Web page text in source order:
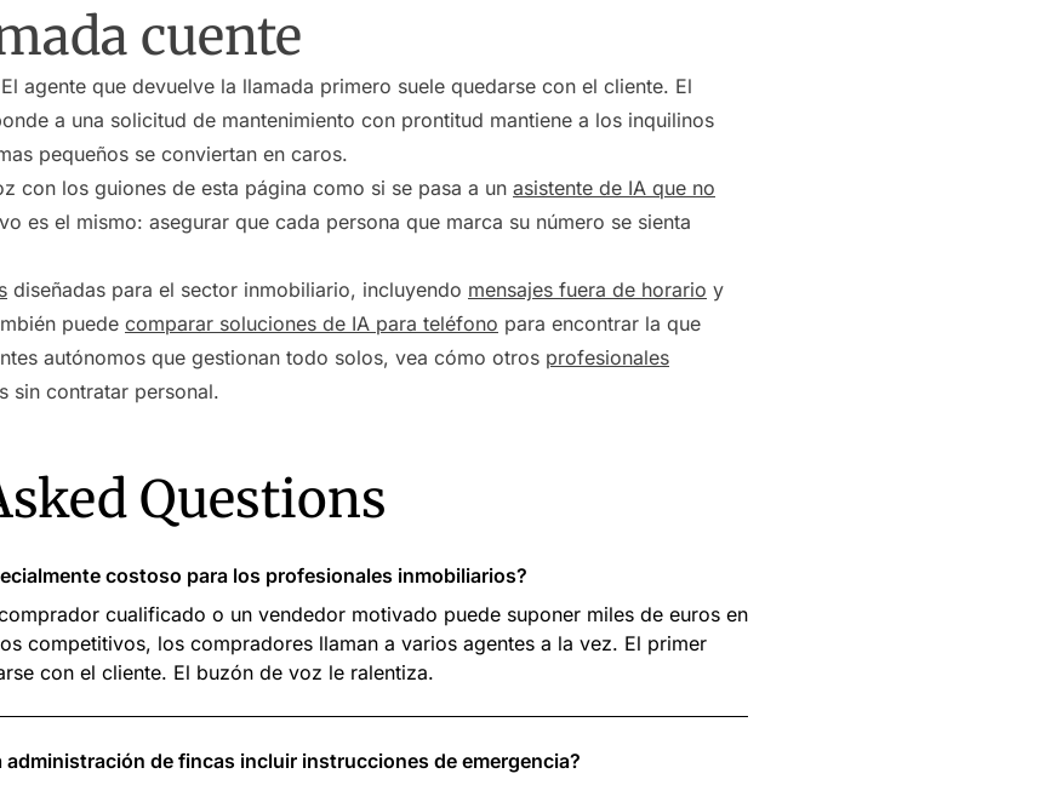
cuente
agente que devuelve la llamada primero suele quedarse con el cliente. El
a una solicitud de mantenimiento con prontitud mantiene a los inquilinos
pequeños se conviertan en caros.
con los guiones de esta página como si se pasa a un asistente de IA que no
es el mismo: asegurar que cada persona que marca su número se sienta
diseñadas para el sector inmobiliario, incluyendo mensajes fuera de horario y
puede comparar soluciones de IA para teléfono para encontrar la que
autónomos que gestionan todo solos, vea cómo otros profesionales
sin contratar personal.
Questions
costoso para los profesionales inmobiliarios?
cualificado o un vendedor motivado puede suponer miles de euros en
competitivos, los compradores llaman a varios agentes a la vez. El primer
con el cliente. El buzón de voz le ralentiza.
administración de fincas incluir instrucciones de emergencia?